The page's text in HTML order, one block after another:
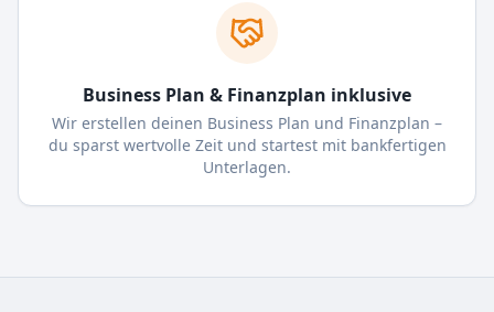
Business Plan & Finanzplan inklusive
Wir erstellen deinen Business Plan und Finanzplan –
du sparst wertvolle Zeit und startest mit bankfertigen
Unterlagen.